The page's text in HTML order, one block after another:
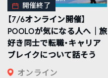
開催終了
【7/6オンライン開催】
POOLOが気になる人へ｜旅
好き同士で転職・キャリア
ブレイクについて話そう
オンライン